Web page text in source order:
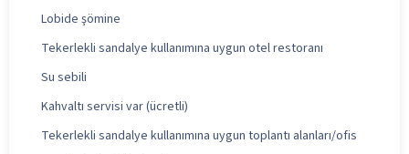
Lobide şömine
Tekerlekli sandalye kullanımına uygun otel restoranı
Su sebili
Kahvaltı servisi var (ücretli)
Tekerlekli sandalye kullanımına uygun toplantı alanları/ofis